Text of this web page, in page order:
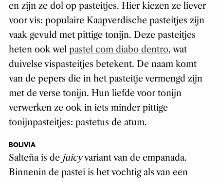
en zijn ze dol op pasteitjes. Hier kiezen ze liever
voor vis: populaire Kaapverdische pasteitjes zijn
vaak gevuld met pittige tonijn. Deze pasteitjes
heten ook wel pastel com diabo dentro, wat
duivelse vispasteitjes betekent. De naam komt
van de pepers die in het pasteitje vermengd zijn
met de verse tonijn. Hun liefde voor tonijn
verwerken ze ook in iets minder pittige
tonijnpasteitjes: pastetus de atum.
BOLIVIA
Salteña is de juicyvariant van de empanada.
Binnenin de pastei is het vochtig als van een